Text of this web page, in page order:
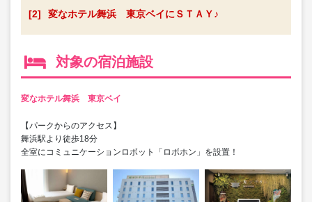
[2]
変なホテル舞浜 東京ベイにＳＴＡＹ♪
対象の宿泊施設
変なホテル舞浜 東京ベイ
【パークからのアクセス】
舞浜駅より徒歩18分
全室にコミュニケーションロボット「ロボホン」を設置！